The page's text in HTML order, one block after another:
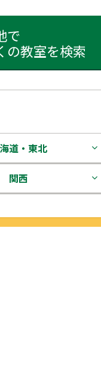
で
の教室を検索
道・東北
北海道
関西